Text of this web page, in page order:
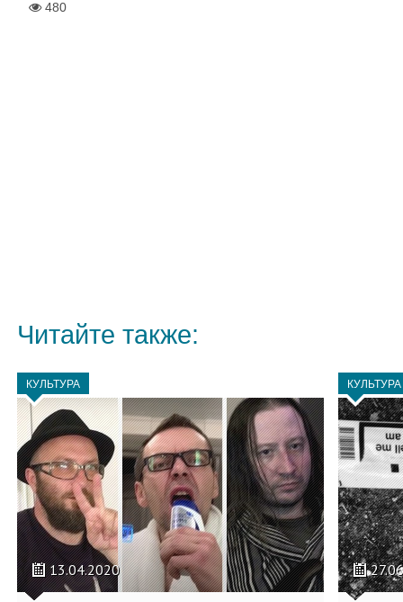
480
Читайте также:
КУЛЬТУРА
13.04.2020
КУЛЬТУРА